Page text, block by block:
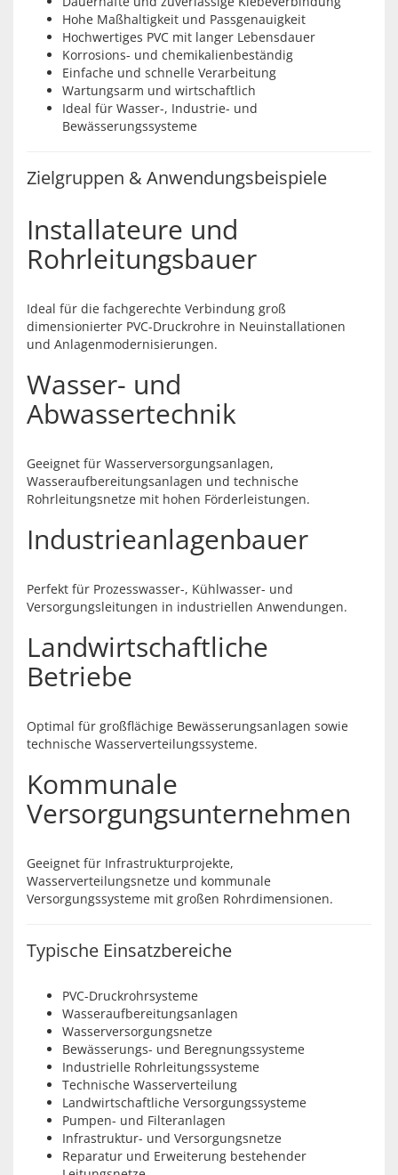
Hohe Maßhaltigkeit und Passgenauigkeit
Hochwertiges PVC mit langer Lebensdauer
Korrosions- und chemikalienbeständig
Einfache und schnelle Verarbeitung
Wartungsarm und wirtschaftlich
Ideal für Wasser-, Industrie- und
Bewässerungssysteme
Zielgruppen & Anwendungsbeispiele
Installateure und
Rohrleitungsbauer
Ideal für die fachgerechte Verbindung groß
dimensionierter PVC-Druckrohre in Neuinstallationen
und Anlagenmodernisierungen.
Wasser- und
Abwassertechnik
Geeignet für Wasserversorgungsanlagen,
Wasseraufbereitungsanlagen und technische
Rohrleitungsnetze mit hohen Förderleistungen.
Industrieanlagenbauer
Perfekt für Prozesswasser-, Kühlwasser- und
Versorgungsleitungen in industriellen Anwendungen.
Landwirtschaftliche
Betriebe
Optimal für großflächige Bewässerungsanlagen sowie
technische Wasserverteilungssysteme.
Kommunale
Versorgungsunternehmen
Geeignet für Infrastrukturprojekte,
Wasserverteilungsnetze und kommunale
Versorgungssysteme mit großen Rohrdimensionen.
Typische Einsatzbereiche
PVC-Druckrohrsysteme
Wasseraufbereitungsanlagen
Wasserversorgungsnetze
Bewässerungs- und Beregnungssysteme
Industrielle Rohrleitungssysteme
Technische Wasserverteilung
Landwirtschaftliche Versorgungssysteme
Pumpen- und Filteranlagen
Infrastruktur- und Versorgungsnetze
Reparatur und Erweiterung bestehender